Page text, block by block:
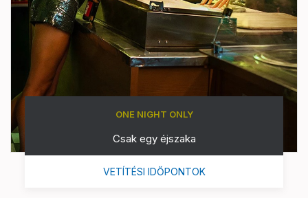
ONE NIGHT ONLY
Csak egy éjszaka
VETÍTÉSI IDŐPONTOK